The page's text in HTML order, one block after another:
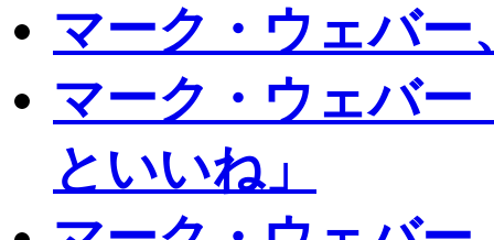
マーク・ウェバ
マーク・ウェバ
といいね」